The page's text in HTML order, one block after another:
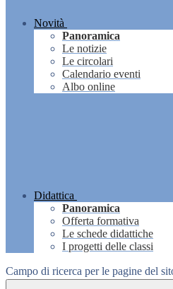
Novità
Panoramica
Le notizie
Le circolari
Calendario eventi
Albo online
Didattica
Panoramica
Offerta formativa
Le schede didattiche
I progetti delle classi
Campo di ricerca per le pagine del